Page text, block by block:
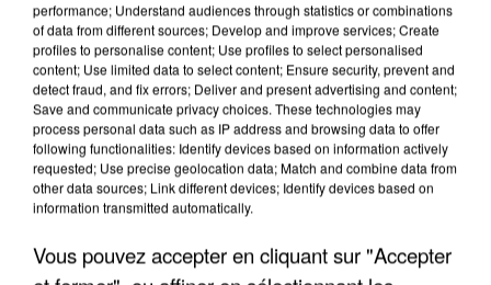
INCENDIES : L’ÎLE-DE-FRANCE LANCE UN ÉLAN
DE SOLIDARITÉ AVEC LES...
performance; Understand audiences through statistics or combinations
of data from different sources; Develop and improve services; Create
profiles to personalise content; Use profiles to select personalised
content; Use limited data to select content; Ensure security, prevent and
detect fraud, and fix errors; Deliver and present advertising and content;
Save and communicate privacy choices. These technologies may
process personal data such as IP address and browsing data to offer
following functionalities: Identify devices based on information actively
requested; Use precise geolocation data; Match and combine data from
other data sources; Link different devices; Identify devices based on
information transmitted automatically.
Vous pouvez accepter en cliquant sur "Accepter